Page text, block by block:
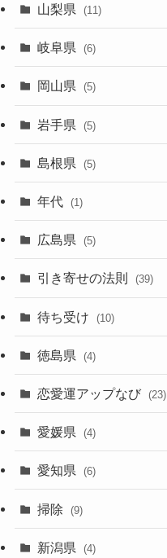
山梨県 (11)
岐阜県 (6)
岡山県 (5)
岩手県 (5)
島根県 (5)
年代 (1)
広島県 (5)
引き寄せの法則 (39)
待ち受け (10)
徳島県 (4)
恋愛運アップなび (23)
愛媛県 (4)
愛知県 (6)
掃除 (9)
新潟県 (4)